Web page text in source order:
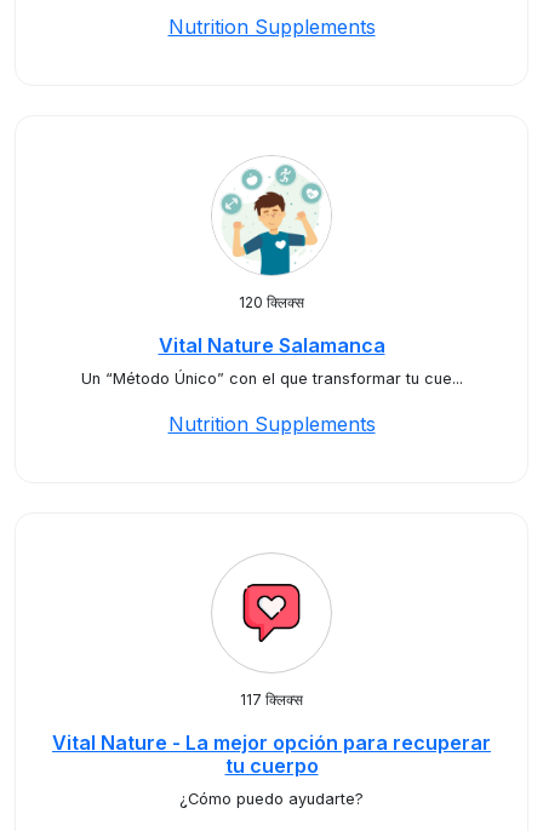
Nutrition Supplements
120 क्लिक्स
Vital Nature Salamanca
Un “Método Único” con el que transformar tu cue...
Nutrition Supplements
117 क्लिक्स
Vital Nature - La mejor opción para recuperar
tu cuerpo
¿Cómo puedo ayudarte?